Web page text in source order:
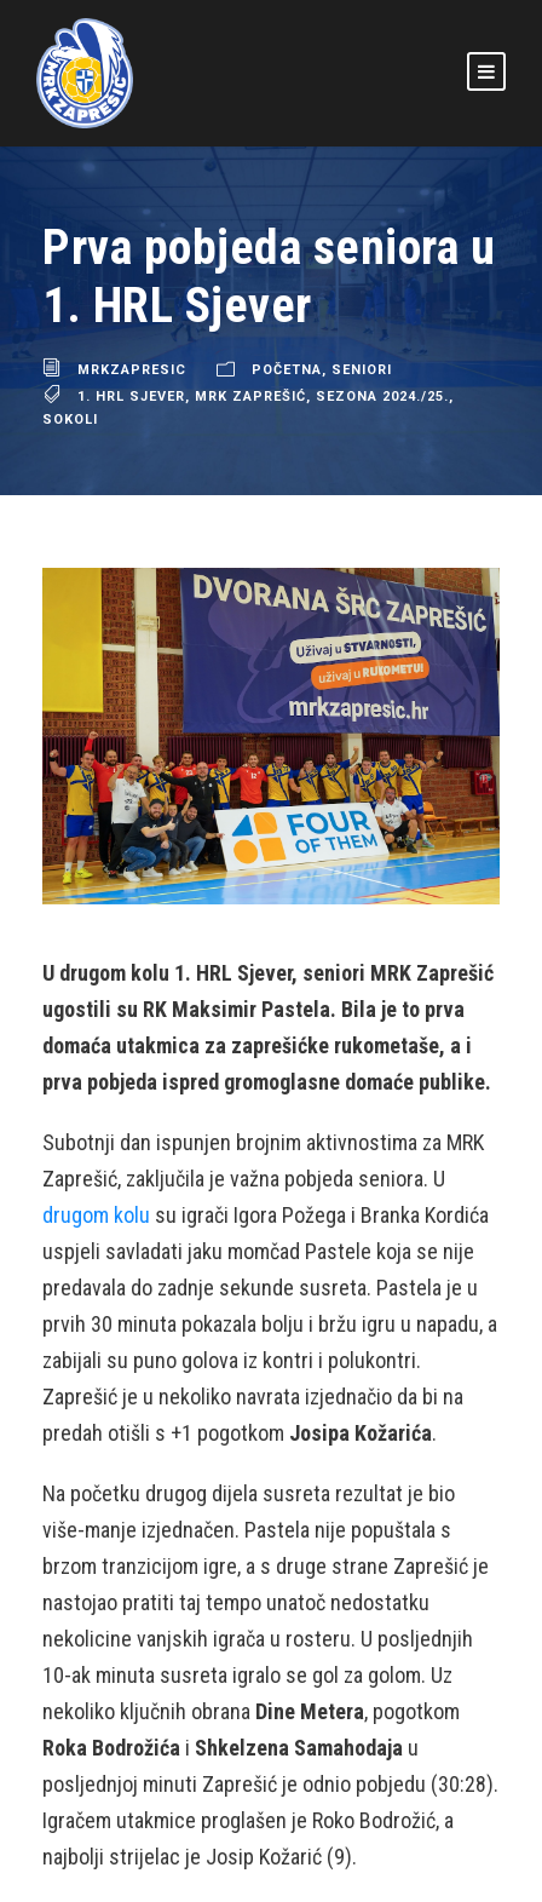
Prva pobjeda seniora u
1. HRL Sjever
MRKZAPRESIC POČETNA
SENIORI
1. HRL SJEVER
MRK ZAPREŠIĆ SEZONA 2024./25.
SOKOLI
U drugom kolu 1. HRL Sjever, seniori MRK Zaprešić
ugostili su RK Maksimir Pastela. Bila je to prva
domaća utakmica za zaprešićke rukometaše, a i
prva pobjeda ispred gromoglasne domaće publike.
Subotnji dan ispunjen brojnim aktivnostima za MRK
Zaprešić, zaključila je važna pobjeda seniora. U
drugom kolu su igrači Igora Požega i Branka Kordića
uspjeli savladati jaku momčad Pastele koja se nije
predavala do zadnje sekunde susreta. Pastela je u
prvih 30 minuta pokazala bolju i bržu igru u napadu, a
zabijali su puno golova iz kontri i polukontri.
Zaprešić je u nekoliko navrata izjednačio da bi na
predah otišli s +1 pogotkom Josipa Kožarića.
Na početku drugog dijela susreta rezultat je bio
više-manje izjednačen. Pastela nije popuštala s
brzom tranzicijom igre, a s druge strane Zaprešić je
nastojao pratiti taj tempo unatoč nedostatku
nekolicine vanjskih igrača u rosteru. U posljednjih
10-ak minuta susreta igralo se gol za golom. Uz
nekoliko ključnih obrana Dine Metera, pogotkom
Roka Bodrožića i Shkelzena Samahodaja u
posljednjoj minuti Zaprešić je odnio pobjedu (30:28).
Igračem utakmice proglašen je Roko Bodrožić, a
najbolji strijelac je Josip Kožarić (9).